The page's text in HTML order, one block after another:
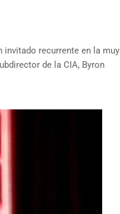
recurrente en la muy
de la CIA, Byron